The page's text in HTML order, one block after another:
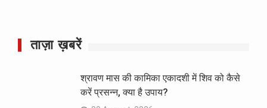
ताज़ा ख़बरें
श्रावण मास की कामिका एकादशी में शिव को कैसे
करें प्रसन्न, क्या है उपाय?